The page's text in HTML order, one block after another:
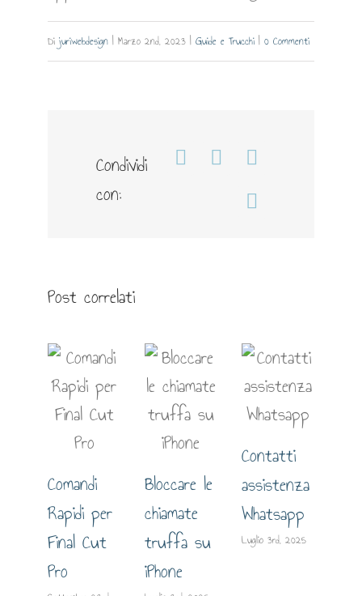
Dijuriwebdesign | Marzo 2nd, 2023 | Guide e Trucchi | 0 Commenti
Condividi
con:
Facebook
WhatsApp
Telegram
Email
Post correlati
Comandi
Rapidi per
Final Cut
Pro
Bloccare le
chiamate
truffa su
iPhone
Contatti
assistenza
Whatsapp
Luglio 3rd, 2025